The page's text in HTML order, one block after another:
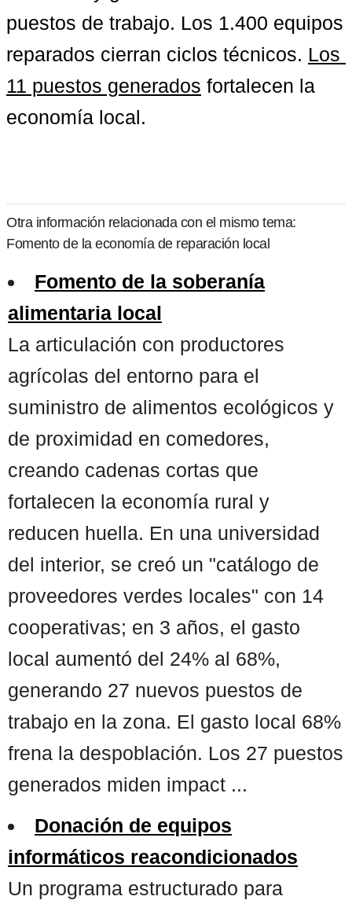
puestos de trabajo. Los 1.400 equipos
reparados cierran ciclos técnicos. Los
11 puestos generados fortalecen la
economía local.
Otra información relacionada con el mismo tema:
Fomento de la economía de reparación local
Fomento de la soberanía
alimentaria local
La articulación con productores
agrícolas del entorno para el
suministro de alimentos ecológicos y
de proximidad en comedores,
creando cadenas cortas que
fortalecen la economía rural y
reducen huella. En una universidad
del interior, se creó un "catálogo de
proveedores verdes locales" con 14
cooperativas; en 3 años, el gasto
local aumentó del 24% al 68%,
generando 27 nuevos puestos de
trabajo en la zona. El gasto local 68%
frena la despoblación. Los 27 puestos
generados miden impact ...
Donación de equipos
informáticos reacondicionados
Un programa estructurado para